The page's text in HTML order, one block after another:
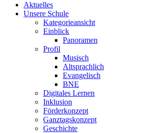
Aktuelles
Unsere Schule
Kategorieansicht
Einblick
Panoramen
Profil
Musisch
Altsprachlich
Evangelisch
BNE
Digitales Lernen
Inklusion
Förderkonzept
Ganztagskonzept
Geschichte